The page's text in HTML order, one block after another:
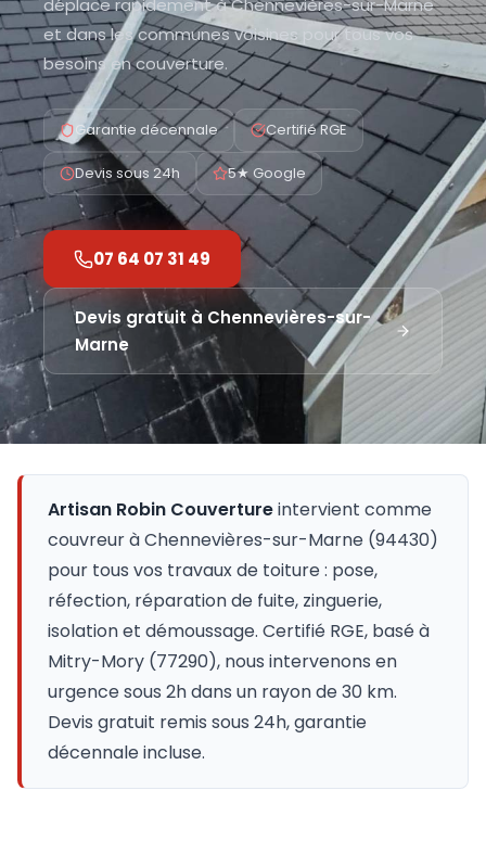
déplace rapidement à Chennevières-sur-Marne
et dans les communes voisines pour tous vos
besoins en couverture.
Garantie décennale Certifié RGE
Devis sous 24h 5★ Google
07 64 07 31 49
Devis gratuit à Chennevières-sur-
Marne
Artisan Robin Couvertureintervient comme
couvreur àChennevières-sur-Marne (94430)
pour tous vos travaux de toiture : pose,
réfection, réparation de fuite, zinguerie,
isolation et démoussage. Certifié RGE, basé à
Mitry-Mory (77290), nous intervenons en
urgence sous 2h dans un rayon de 30 km.
Devis gratuit remis sous 24h, garantie
décennale incluse.